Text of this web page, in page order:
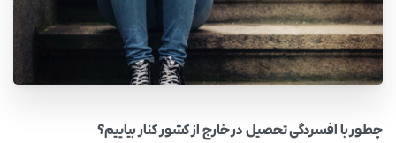
چطور با افسردگی تحصیل در خارج از کشور کنار بیاییم؟